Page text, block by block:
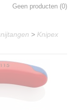
Geen producten (0)
> Knipex